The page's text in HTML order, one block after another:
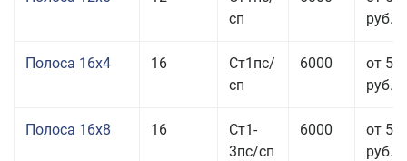
сп
руб.
Полоса 16x4 16
Ст1пс/
сп
6000
от 53
руб.
Полоса 16x8 16
Ст1-
3пс/сп
6000
от 55
руб.